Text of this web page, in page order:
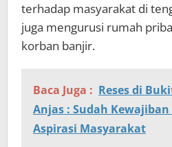
terhadap masyarakat di
juga mengurusi rumah
korban banjir.
Baca Juga : Reses di
Anjas : Sudah
Aspirasi Masyarakat